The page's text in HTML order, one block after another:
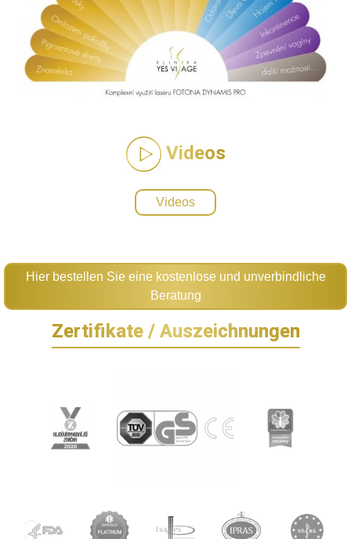
Videos
Videos
Hier bestellen Sie eine kostenlose und unverbindliche
Beratung
Zertifikate / Auszeichnungen